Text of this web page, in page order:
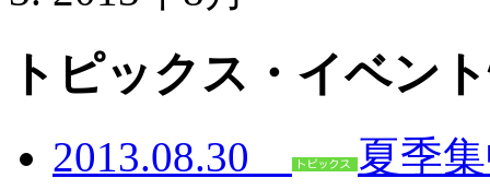
トピックス・イベン
2013.08.30
夏季